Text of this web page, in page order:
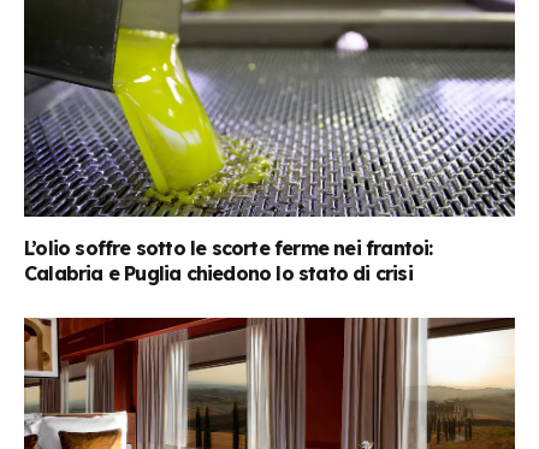
L’olio soffre sotto le scorte ferme nei frantoi:
Calabria e Puglia chiedono lo stato di crisi